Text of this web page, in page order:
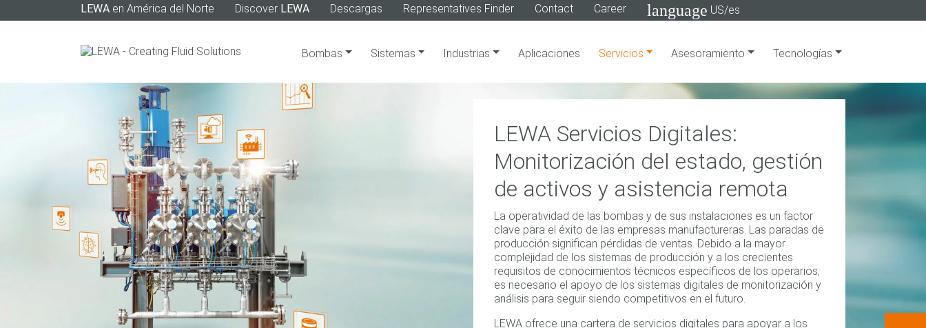
LEWA en América del Norte Discover LEWA Descargas Representatives Finder Contact Career language US/es
Bombas Sistemas Industrias Aplicaciones Servicios Asesoramiento Tecnologías
LEWA Servicios Digitales:
Monitorización del estado, gestión
de activos y asistencia remota
La operatividad de las bombas y de sus instalaciones es un factor
clave para el éxito de las empresas manufactureras. Las paradas de
producción significan pérdidas de ventas. Debido a la mayor
complejidad de los sistemas de producción y a los crecientes
requisitos de conocimientos técnicos específicos de los operarios,
es necesario el apoyo de los sistemas digitales de monitorización y
análisis para seguir siendo competitivos en el futuro.
LEWA ofrece una cartera de servicios digitales para apoyar a los